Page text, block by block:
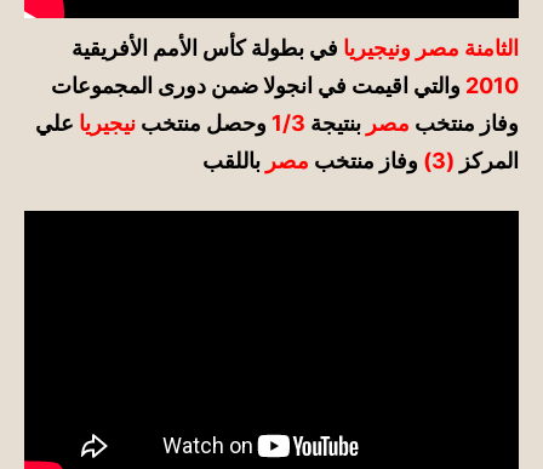
الثامنة مصر ونيجيريا في بطولة كأس الأمم الأفريقية
2010 والتي اقيمت في انجولا ضمن دورى المجموعات
وفاز منتخب مصر بنتيجة 1/3 وحصل منتخب نيجيريا علي
المركز (3) وفاز منتخب مصر باللقب